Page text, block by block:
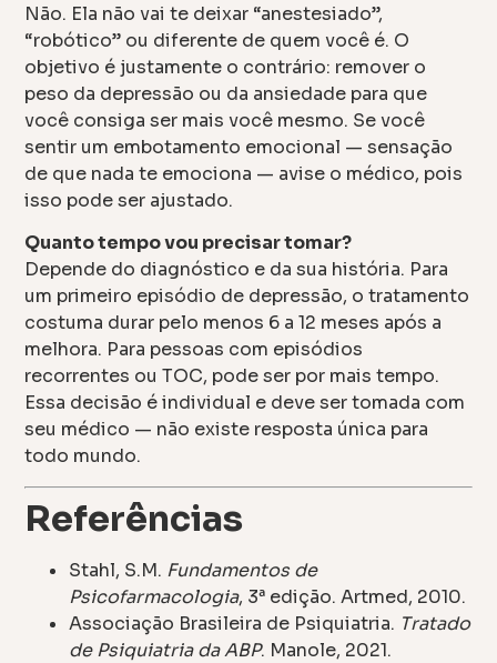
Não. Ela não vai te deixar “anestesiado”,
“robótico” ou diferente de quem você é. O
objetivo é justamente o contrário: remover o
peso da depressão ou da ansiedade para que
você consiga ser mais você mesmo. Se você
sentir um embotamento emocional — sensação
de que nada te emociona — avise o médico, pois
isso pode ser ajustado.
Quanto tempo vou precisar tomar?
Depende do diagnóstico e da sua história. Para
um primeiro episódio de depressão, o tratamento
costuma durar pelo menos 6 a 12 meses após a
melhora. Para pessoas com episódios
recorrentes ou TOC, pode ser por mais tempo.
Essa decisão é individual e deve ser tomada com
seu médico — não existe resposta única para
todo mundo.
Referências
Stahl, S.M. Fundamentos de
Psicofarmacologia, 3ª edição. Artmed, 2010.
Associação Brasileira de Psiquiatria. Tratado
de Psiquiatria da ABP. Manole, 2021.